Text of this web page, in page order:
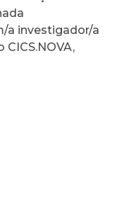
a investigador/a